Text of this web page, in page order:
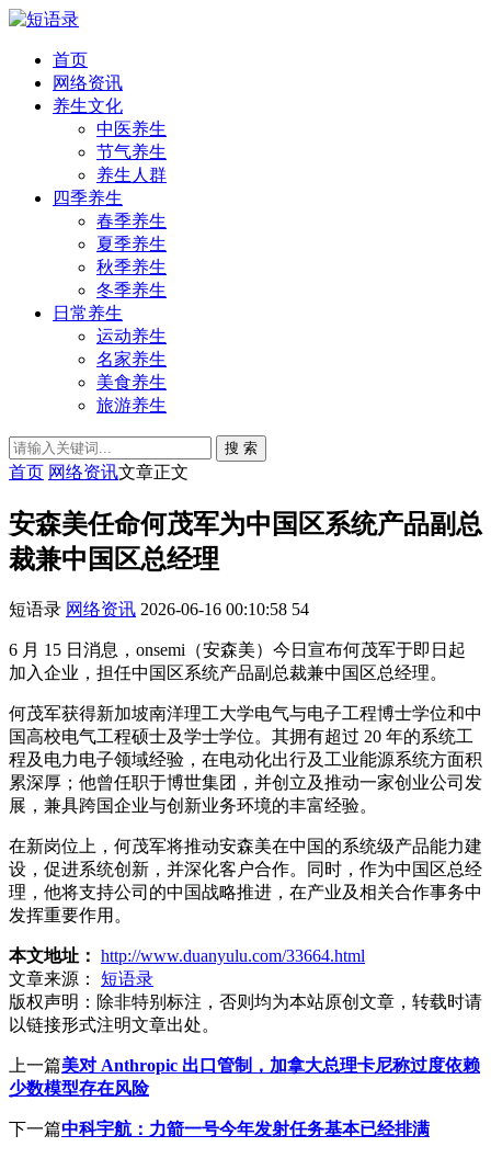
首页
网络资讯
养生文化
中医养生
节气养生
养生人群
四季养生
春季养生
夏季养生
秋季养生
冬季养生
日常养生
运动养生
名家养生
美食养生
旅游养生
搜 索
首页 网络资讯文章正文
安森美任命何茂军为中国区系统产品副总
裁兼中国区总经理
短语录 网络资讯 2026-06-16 00:10:58 54
6 月 15 日消息，onsemi（安森美）今日宣布何茂军于即日起
加入企业，担任中国区系统产品副总裁兼中国区总经理。
何茂军获得新加坡南洋理工大学电气与电子工程博士学位和中
国高校电气工程硕士及学士学位。其拥有超过 20 年的系统工
程及电力电子领域经验，在电动化出行及工业能源系统方面积
累深厚；他曾任职于博世集团，并创立及推动一家创业公司发
展，兼具跨国企业与创新业务环境的丰富经验。
在新岗位上，何茂军将推动安森美在中国的系统级产品能力建
设，促进系统创新，并深化客户合作。同时，作为中国区总经
理，他将支持公司的中国战略推进，在产业及相关合作事务中
发挥重要作用。
本文地址： http://www.duanyulu.com/33664.html
文章来源：
短语录
版权声明： 除非特别标注，否则均为本站原创文章，转载时请
以链接形式注明文章出处。
上一篇美对 Anthropic 出口管制，加拿大总理卡尼称过度依赖
少数模型存在风险
下一篇中科宇航：力箭一号今年发射任务基本已经排满